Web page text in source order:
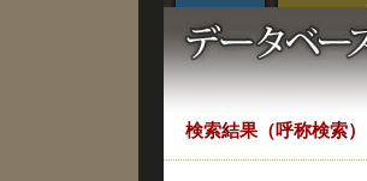
検索結果（呼称検索）